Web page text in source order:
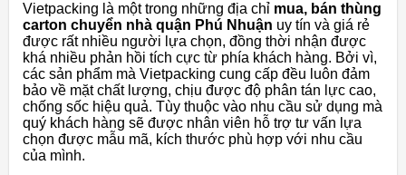
Vietpacking là một trong những địa chỉ mua, bán thùng
carton chuyển nhà quận Phú Nhuận uy tín và giá rẻ
được rất nhiều người lựa chọn, đồng thời nhận được
khá nhiều phản hồi tích cực từ phía khách hàng. Bởi vì,
các sản phẩm mà Vietpacking cung cấp đều luôn đảm
bảo về mặt chất lượng, chịu được độ phân tán lực cao,
chống sốc hiệu quả. Tùy thuộc vào nhu cầu sử dụng mà
quý khách hàng sẽ được nhân viên hỗ trợ tư vấn lựa
chọn được mẫu mã, kích thước phù hợp với nhu cầu
của mình.